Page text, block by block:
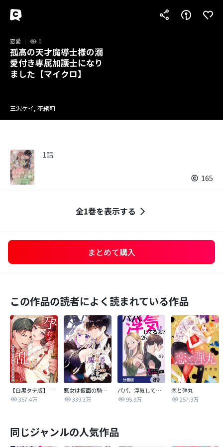
恋愛 0
孤高の天才魔導士様の溺
愛付き専属加護士になり
ました【マイクロ】
三沢ケイ, 花緒莉
1話
165
全1巻を表示する
まとめて購入
この作品の読者によく読まれている作品
【白黒タテ版】孕むまで乱れいけ～身代わり花嫁と軍服の猛愛
357.4万
悪女は仮面の騎士に騙されない
339.3万
パパ、浮気してるよ？娘と二人でクズ夫を捨てます【分冊版】
95.9万
恋と弾丸
257.9万
同じジャンルの人気作品